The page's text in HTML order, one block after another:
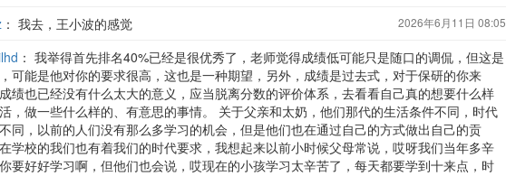
： 我去，王小波的感觉 2026年6月11日 08:05
： 我举得首先排名40%已经是很优秀了，老师觉得成绩低可能只是随口的调侃，但这是
可能是他对你的要求很高，这也是一种期望，另外，成绩是过去式，对于保研的你来
绩也已经没有什么太大的意义，应当脱离分数的评价体系，去看看自己真的想要什么样
，做一些什么样的、有意思的事情。 关于父亲和太奶，他们那代的生活条件不同，时代
同，以前的人们没有那么多学习的机会，但是他们也在通过自己的方式做出自己的贡
学校的我们也有着我们的时代要求，我想起来以前小时候父母常说，哎呀我们当年多辛
要好好学习啊，但他们也会说，哎现在的小孩学习太辛苦了，每天都要学到十来点，时